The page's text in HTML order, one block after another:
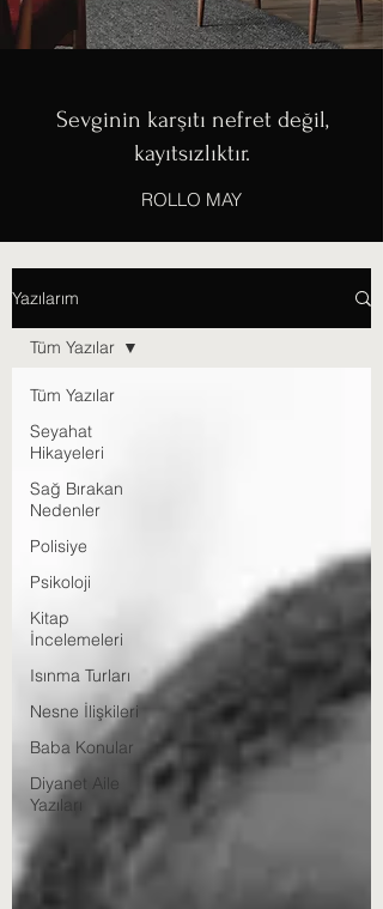
Sevginin karşıtı nefret değil,
kayıtsızlıktır.
ROLLO MAY
Yazılarım
Tüm Yazılar
Seyahat
Hikayeleri
Sağ Bırakan
Nedenler
Polisiye
Psikoloji
Kitap
İncelemeleri
Isınma Turları
Nesne İlişkileri
Baba Konular
Diyanet Aile
Yazıları
Tüm Yazılar